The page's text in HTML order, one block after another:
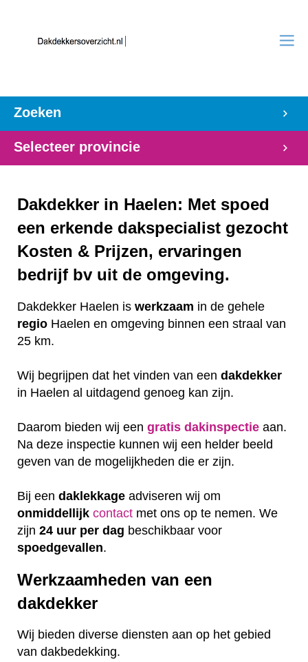
Zoeken
Selecteer provincie
Dakdekker in Haelen: Met spoed
een erkende dakspecialist gezocht
Kosten & Prijzen, ervaringen
bedrijf bv uit de omgeving.
Dakdekker Haelen is werkzaam in de gehele
regio Haelen en omgeving binnen een straal van
25 km.
Wij begrijpen dat het vinden van een dakdekker
in Haelen al uitdagend genoeg kan zijn.
Daarom bieden wij een gratis dakinspectie aan.
Na deze inspectie kunnen wij een helder beeld
geven van de mogelijkheden die er zijn.
Bij een daklekkage adviseren wij om
onmiddellijk contact met ons op te nemen. We
zijn 24 uur per dag beschikbaar voor
spoedgevallen.
Werkzaamheden van een
dakdekker
Wij bieden diverse diensten aan op het gebied
van dakbedekking.